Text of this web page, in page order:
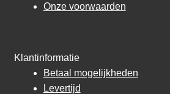
Onze voorwaarden
Klantinformatie
Betaal mogelijkheden
Levertijd